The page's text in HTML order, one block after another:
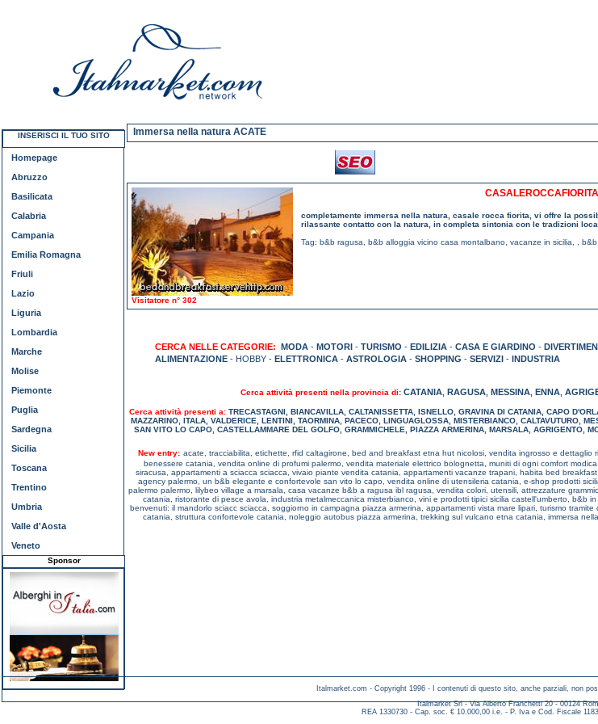
Immersa nella natura ACATE
Visitatore n° 302
completamente immersa nella natura, casale rocca fiorita, vi offre la
rilassante contatto con la natura, in completa sintonia con le tradizioni
Tag: b&b ragusa b&b alloggia vicino casa montalbano vacanze in sicilia ,
CERCA NELLE CATEGORIE: MODA - MOTORI - TURISMO - EDILIZIA - CASA E GIARDINO -
ALIMENTAZIONE - HOBBY - ELETTRONICA - ASTROLOGIA - SHOPPING - SERVIZI - INDUSTRIA
Cerca attività presenti nella provincia di: CATANIA, RAGUSA, MESSINA, ENNA,
Cerca attività presenti a: TRECASTAGNI, BIANCAVILLA, CALTANISSETTA, ISNELLO, GRAVINA DI CATANIA, CAPO
MAZZARINO, ITALA, VALDERICE LENTINI, TAORMINA, PACECO, LINGUAGLOSSA, MISTERBIANCO, CALTAVUTURO,
SAN VITO LO CAPO, CASTELLAMMARE DEL GOLFO, GRAMMICHELE PIAZZA ARMERINA, MARSALA, AGRIGENTO,
New entry: acate, tracciabilita, etichette, rfid caltagirone, bed and breakfast etna hut nicolosi, vendita ingrosso e dettaglio
benessere catania, vendita online di profumi palermo, vendita materiale elettrico bolognetta, muniti di ogni comfort modica,
siracusa, appartamenti a sciacca sciacca, vivaio piante vendita catania, appartamenti vacanze trapani, habita bed breakfast
agency palermo, un b&b elegante e confortevole san vito lo capo, vendita online di utensileria catania, e-shop prodotti
palermo palermo, lilybeo village a marsala, casa vacanze b&b a ragusa ibl ragusa, vendita colori, utensili, attrezzature
catania, ristorante di pesce avola, industria metalmeccanica misterbianco, vini e prodotti tipici sicilia castell'umberto, b&b in
benvenuti: il mandorlo sciacc sciacca, soggiorno in campagna piazza armerina, appartamenti vista mare lipari, turismo tramite
catania, struttura confortevole catania, noleggio autobus piazza armerina, trekking sul vulcano etna catania, immersa
INSERISCI IL TUO SITO
Homepage
Abruzzo
Basilicata
Calabria
Campania
Emilia Romagna
Friuli
Lazio
Liguria
Lombardia
Marche
Molise
Piemonte
Puglia
Sardegna
Sicilia
Toscana
Trentino
Umbria
Valle d'Aosta
Veneto
Sponsor
Italmarket.com - Copyright 1996 - I contenuti di questo sito, anche parziali, non
Italmarket Srl - Via Alberto Franchetti 20 - 00124
REA 1330730 - Cap. soc. € 10.000,00 i.e. - P. Iva e Cod. Fiscale